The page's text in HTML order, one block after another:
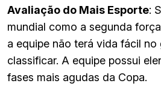
Avaliação do Mais Esporte:
mundial como a segunda
a equipe não terá vida fácil no
classificar. A equipe possui
fases mais agudas da Copa.